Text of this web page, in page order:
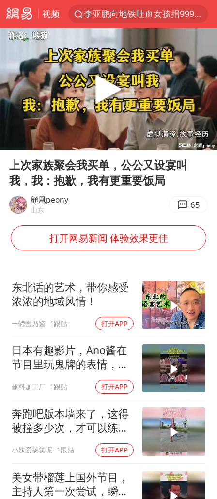
视频
李亚鹏向地铁吐血女孩捐99999元
台风白海豚可能在浙江登陆
38岁山东财大教授刘海明逝世
因凡蒂诺首次公开道歉
13岁少年白天写作业晚上夜市炒粉
《Monica》填词人黎彼得去世
FIFA官方支持因凡蒂诺
人贩子“梅姨”真实姓名曝光
多专业取消艺考 文化工作者要有文化
41岁女子为鼓励女儿考上985研究生
总书记关心百姓身边这些民生大事
Play
00:00 35:20
上次家族聚会我买单，公公又设宴叫
我，我：抱歉，我有更重要饭局
顧凰peony
山东 65
打开网易新闻 体验效果更佳
东北话的艺术，带你感受
浓浓的地域风情！
一罐蠢乃酱 1跟贴 打开APP
日本有趣影片，Ano酱在
节目里玩鬼牌的表情，憋
趣料加工厂 1跟贴 打开APP
奔跑吧版本墙来了，这得
被撞多少次，才可以练的
小妹爱搞笑呢 1跟贴 打开APP
美女带榴莲上国外节目，
主持人第一次尝试，瞬间